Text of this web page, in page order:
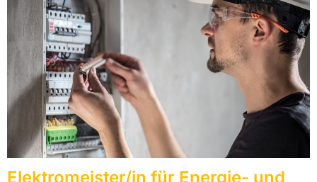
Elektromeister/in für Energie- und